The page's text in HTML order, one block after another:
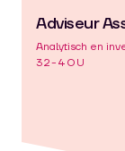
Adviseur
Analytisch en
32-40U